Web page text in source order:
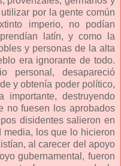
por la gente común
imperio, no podían
latín, y como la
y personas de la alta
era ignorante de todo.
personal, desapareció
y obtenía poder político,
destruyendo
no fuesen los aprobados
disidentes salieron en
los que lo hicieron
al carecer del apoyo
gubernamental, fueron